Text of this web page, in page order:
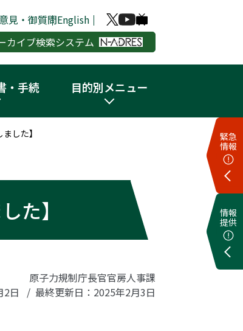
見・御質問English
カイブ検索システム
・手続 目的別メニュー
緊急
情報
情報
提供
した】
た】
原子力規制庁長官官房人事課
2日
最終更新日：2025年2月3日